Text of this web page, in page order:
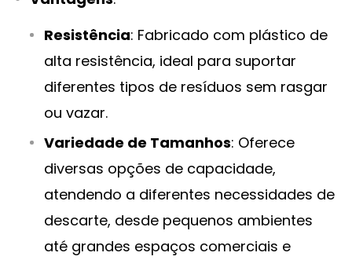
Resistência: Fabricado com plástico de
alta resistência, ideal para suportar
diferentes tipos de resíduos sem rasgar
ou vazar.
Variedade de Tamanhos: Oferece
diversas opções de capacidade,
atendendo a diferentes necessidades de
descarte, desde pequenos ambientes
até grandes espaços comerciais e